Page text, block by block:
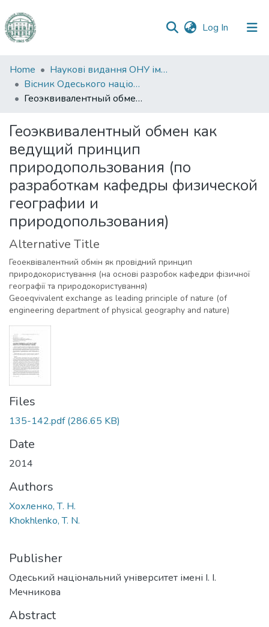
Log In (current)
Communities
&
Collections
Statistics
Home
Наукові видання ОНУ імені І. І. Мечникова
Вісник Одеського національного університету. Географічні та геологічні науки
Геоэквивалентный обмен как ведущий принцип природопользования (по разработкам кафедры физической географии и природопользования)
Геоэквивалентный обмен как
ведущий принцип
природопользования (по
разработкам кафедры физической
географии и
природопользования)
Alternative Title
Геоеквівалентний обмін як провідний принцип
природокористування (на основі разробок кафедри фізичної
географії та природокористування)
Geoeqvivalent exchange as leading principle of nature (of
engineering department of physical geography and nature)
Files
135-142.pdf(286.65 KB)
Date
2014
Authors
Хохленко, Т. Н.
Khokhlenko, T. N.
Publisher
Одеський національний університет імені І. І.
Мечникова
Abstract